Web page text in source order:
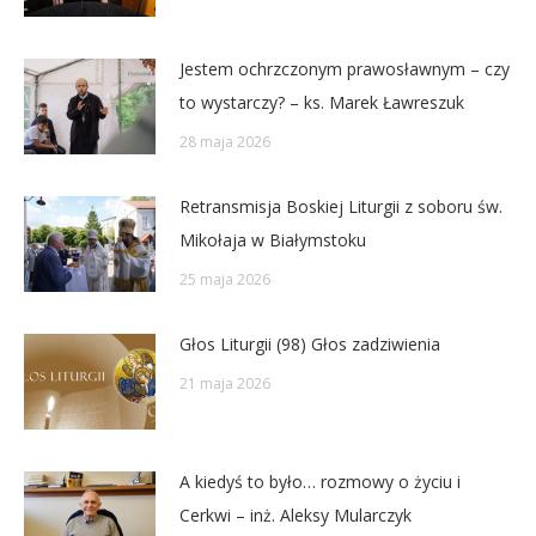
Jestem ochrzczonym prawosławnym – czy
to wystarczy? – ks. Marek Ławreszuk
28 maja 2026
Retransmisja Boskiej Liturgii z soboru św.
Mikołaja w Białymstoku
25 maja 2026
Głos Liturgii (98) Głos zadziwienia
21 maja 2026
A kiedyś to było… rozmowy o życiu i
Cerkwi – inż. Aleksy Mularczyk